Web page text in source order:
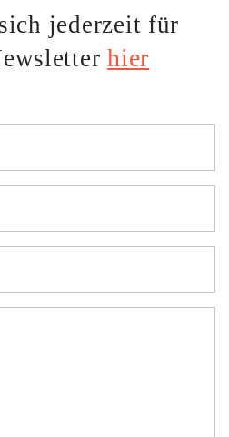
jederzeit für
hier